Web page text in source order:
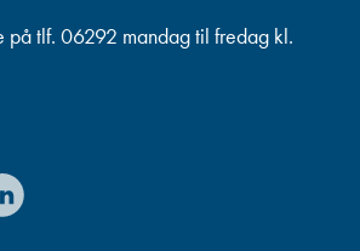
på tlf. 06292 mandag til fredag kl.